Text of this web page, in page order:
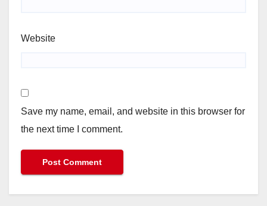
Website
Save my name, email, and website in this browser for
the next time I comment.